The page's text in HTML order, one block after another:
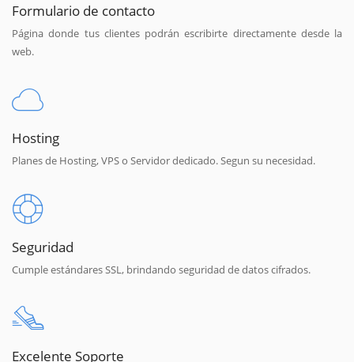
Formulario de contacto
Página donde tus clientes podrán escribirte directamente desde la
web.
Hosting
Planes de Hosting, VPS o Servidor dedicado. Segun su necesidad.
Seguridad
Cumple estándares SSL, brindando seguridad de datos cifrados.
Excelente Soporte